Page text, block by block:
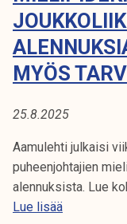
i
k
o
k
a
k
o
u
A
:
A
L
E
N
N
MYÖS
25.8.2025
Aamulehti julkaisi
puheenjohtajien
alennuksista. Lue
Lue lisääM